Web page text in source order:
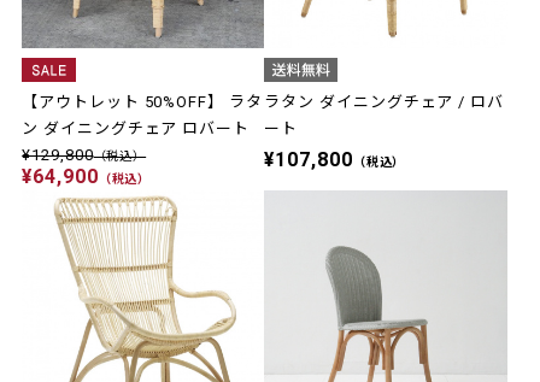
【アウトレット 50%OFF】 ラタ
ン ダイニングチェア ロバート
¥129,800（税込）
¥64,900 （税込）
ラタン ダイニングチェア / ロバ
ート
¥107,800 （税込）